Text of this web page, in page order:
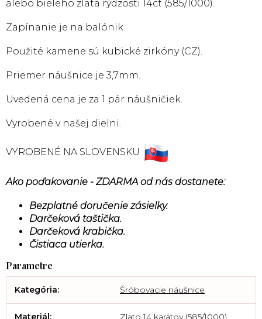
alebo bieleho zlata rýdzosti 14ct (585/1000).
Zapínanie je na balónik.
Použité kamene sú kubické zirkóny (CZ).
Priemer náušnice je 3,7mm.
Uvedená cena je za 1 pár náušničiek.
Vyrobené v našej dielni.
VYROBENÉ NA SLOVENSKU
Ako poďakovanie - ZDARMA od nás dostanete:
Bezplatné doručenie zásielky.
Darčeková taštička.
Darčeková krabička.
Čistiaca utierka.
Kategória: Šróbovacie náušnice
Materiál: Zlato 14 karátov (585/1000)